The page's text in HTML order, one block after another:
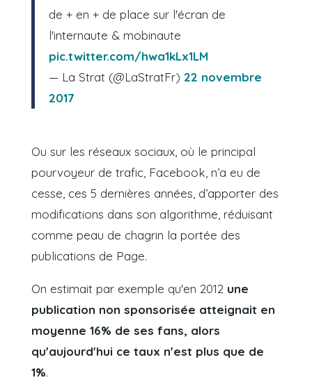
de + en + de place sur l'écran de
l'internaute & mobinaute
pic.twitter.com/hwa1kLx1LM
— La Strat (@LaStratFr) 22 novembre
2017
Ou sur les réseaux sociaux, où le principal
pourvoyeur de trafic, Facebook, n’a eu de
cesse, ces 5 dernières années, d’apporter des
modifications dans son algorithme, réduisant
comme peau de chagrin la portée des
publications de Page.
On estimait par exemple qu'en 2012 une
publication non sponsorisée atteignait en
moyenne 16% de ses fans, alors
qu'aujourd'hui ce taux n'est plus que de
1%.